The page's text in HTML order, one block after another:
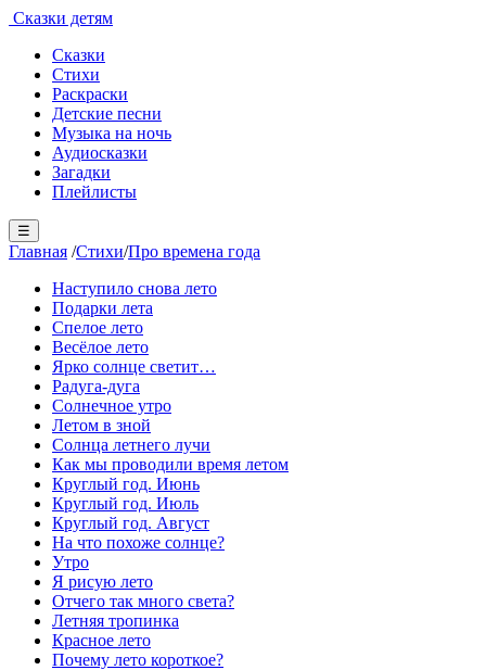
Сказки детям
Сказки
Стихи
Раскраски
Детские песни
Музыка на ночь
Аудиосказки
Загадки
Плейлисты
☰
Главная /Стихи/Про времена года
Наступило снова лето
Подарки лета
Спелое лето
Весёлое лето
Ярко солнце светит…
Радуга-дуга
Солнечное утро
Летом в зной
Солнца летнего лучи
Как мы проводили время летом
Круглый год. Июнь
Круглый год. Июль
Круглый год. Август
На что похоже солнце?
Утро
Я рисую лето
Отчего так много света?
Летняя тропинка
Красное лето
Почему лето короткое?